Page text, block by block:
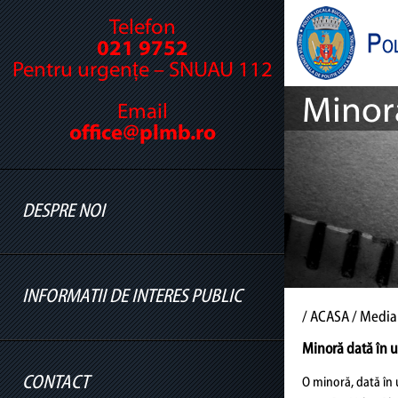
Telefon
021 9752
Pentru urgențe – SNUAU 112
Email
office@plmb.ro
DESPRE NOI
Cine suntem
Legislație
Conducere
INFORMATII DE INTERES PUBLIC
Informatii legislatie
CONTACT
/ACASA/
Minoră dată în
O minoră, dată în